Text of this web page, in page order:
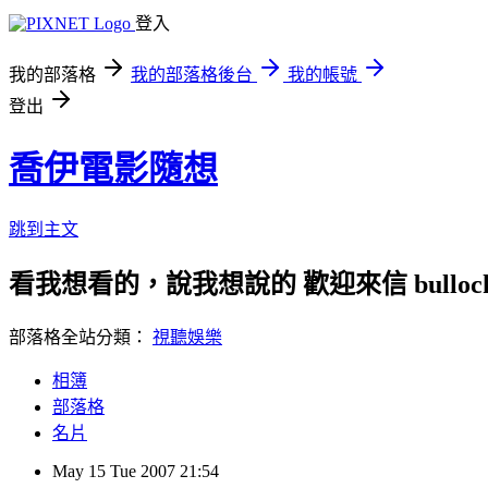
登入
我的部落格 我的部落格後台
我的帳號
登出
喬伊電影隨想
跳到主文
看我想看的，說我想說的 歡迎來信
部落格全站分類： 視聽娛樂
相簿
部落格
名片
May 15 Tue 2007 21:54